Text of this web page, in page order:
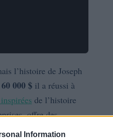
Information
l’histoire de Joseph
60 000 $ il a réussi à
de l’histoire
offre des